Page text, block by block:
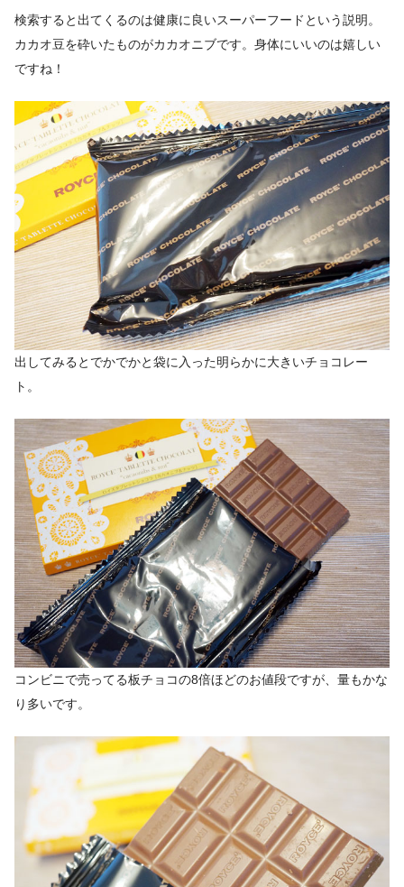
検索すると出てくるのは健康に良いスーパーフードという説明。
カカオ豆を砕いたものがカカオニブです。身体にいいのは嬉しい
ですね！
出してみるとでかでかと袋に入った明らかに大きいチョコレー
ト。
コンビニで売ってる板チョコの8倍ほどのお値段ですが、量もかな
り多いです。